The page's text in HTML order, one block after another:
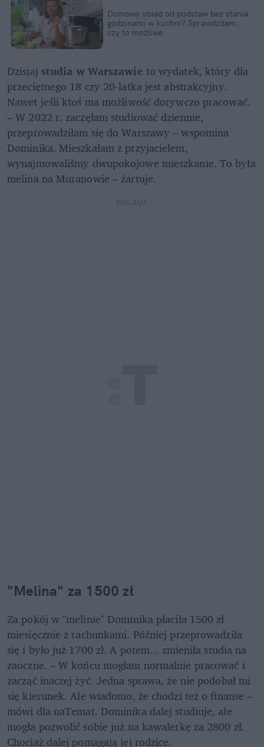
Domowy obiad od podstaw bez stania
godzinami w kuchni? Sprawdziłam,
czy to możliwe
Dzisiaj studia w Warszawie to wydatek, który dla
przeciętnego 18 czy 20-latka jest abstrakcyjny.
Nawet jeśli ktoś ma możliwość dorywczo pracować.
– W 2022 r. zaczęłam studiować dziennie,
przeprowadziłam się do Warszawy – wspomina
Dominika. Mieszkałam z przyjacielem,
wynajmowaliśmy dwupokojowe mieszkanie. To była
melina na Muranowie – żartuje.
REKLAMA
"Melina" za 1500 zł
Za pokój w "melinie" Dominika płaciła 1500 zł
miesięcznie z rachunkami. Później przeprowadziła
się i było już 1700 zł. A potem... zmieniła studia na
zaoczne. – W końcu mogłam normalnie pracować i
zacząć inaczej żyć. Jedna sprawa, że nie podobał mi
się kierunek. Ale wiadomo, że chodzi też o finanse –
mówi dla naTemat. Dominika dalej studiuje, ale
mogła pozwolić sobie już na kawalerkę za 2800 zł.
Chociaż dalej pomagają jej rodzice.